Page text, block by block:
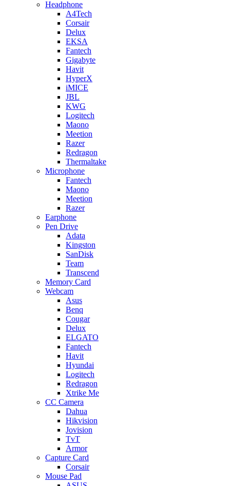
Headphone
A4Tech
Corsair
Delux
EKSA
Fantech
Gigabyte
Havit
HyperX
iMICE
JBL
KWG
Logitech
Maono
Meetion
Razer
Redragon
Thermaltake
Microphone
Fantech
Maono
Meetion
Razer
Earphone
Pen Drive
Adata
Kingston
SanDisk
Team
Transcend
Memory Card
Webcam
Asus
Benq
Cougar
Delux
ELGATO
Fantech
Havit
Hyundai
Logitech
Redragon
Xtrike Me
CC Camera
Dahua
Hikvision
Jovision
TvT
Armor
Capture Card
Corsair
Mouse Pad